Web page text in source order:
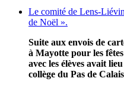
Le comité de Lens-
de Noël ».
Suite aux envois de
à Mayotte pour les
avec les élèves avait
collège du Pas de Calais